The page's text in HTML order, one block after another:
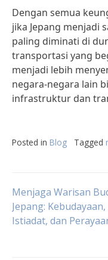
Dengan semua
jika Jepang menjadi
paling diminati di
transportasi yang
menjadi lebih
negara-negara lain
infrastruktur dan
Posted in Blog Tagged
Post
Menjaga Warisan
Jepang:
Istiadat, dan